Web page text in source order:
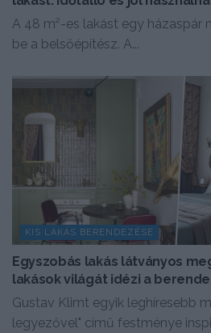
A 48 m²-es lakást egy házaspár
be a belsőépítész. A...
KIS LAKÁS BERENDEZÉSE
Egyszobás lakás látványos
lakások világát idézi a
Gustav Klimt egyik leghíresebb
legyezővel" című festménye